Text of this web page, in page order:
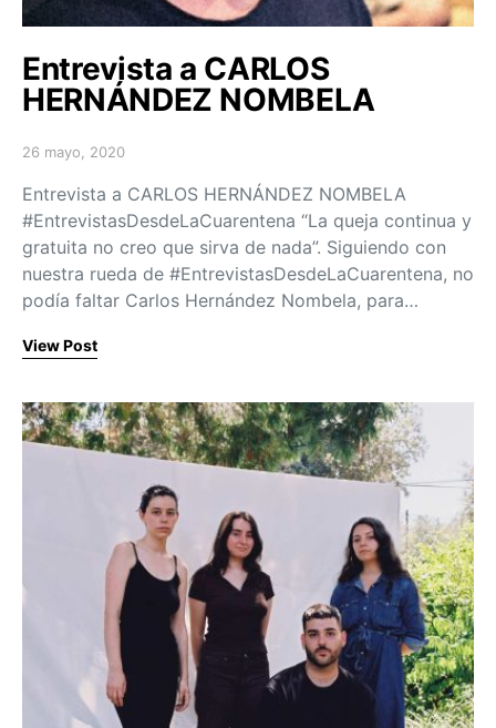
Entrevista a CARLOS
HERNÁNDEZ NOMBELA
Posted on
26 mayo, 2020
Entrevista a CARLOS HERNÁNDEZ NOMBELA
#EntrevistasDesdeLaCuarentena “La queja continua y
gratuita no creo que sirva de nada”. Siguiendo con
nuestra rueda de #EntrevistasDesdeLaCuarentena, no
podía faltar Carlos Hernández Nombela, para…
View Post